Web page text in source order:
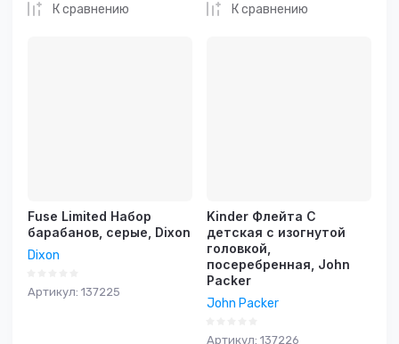
К сравнению К сравнению
Fuse Limited Набор
барабанов, серые, Dixon
Dixon
Артикул: 137225
Kinder Флейта С
детская с изогнутой
головкой,
посеребренная, John
Packer
John Packer
Артикул: 137226